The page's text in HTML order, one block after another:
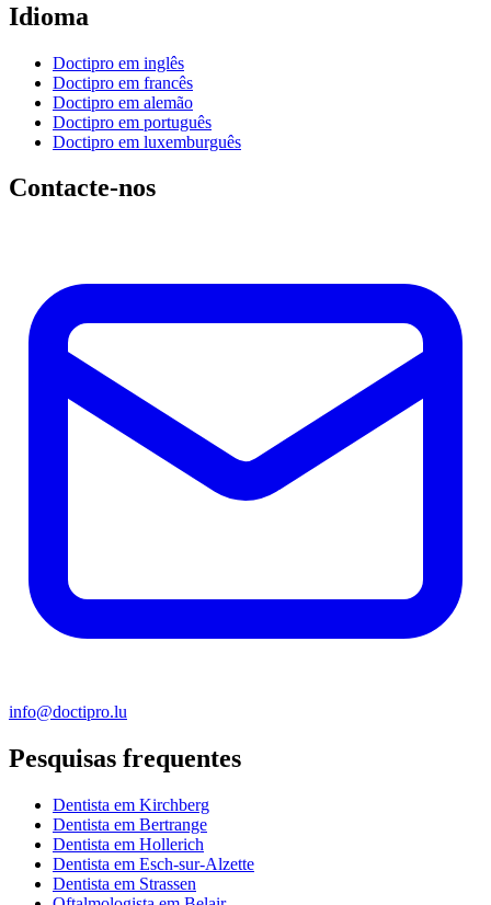
Idioma
Doctipro em inglês
Doctipro em francês
Doctipro em alemão
Doctipro em português
Doctipro em luxemburguês
Contacte-nos
info@doctipro.lu
Pesquisas frequentes
Dentista em Kirchberg
Dentista em Bertrange
Dentista em Hollerich
Dentista em Esch-sur-Alzette
Dentista em Strassen